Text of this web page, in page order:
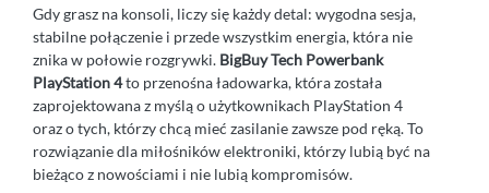
Gdy grasz na konsoli, liczy się każdy detal: wygodna sesja,
stabilne połączenie i przede wszystkim energia, która nie
znika w połowie rozgrywki. BigBuy Tech Powerbank
PlayStation 4to przenośna ładowarka, która została
zaprojektowana z myślą o użytkownikach PlayStation 4
oraz o tych, którzy chcą mieć zasilanie zawsze pod ręką. To
rozwiązanie dla miłośników elektroniki, którzy lubią być na
bieżąco z nowościami i nie lubią kompromisów.